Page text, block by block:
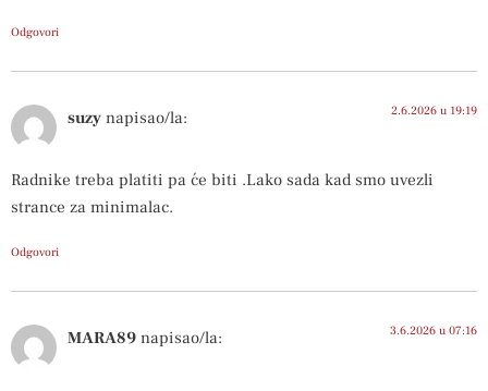
Odgovori
suzy napisao/la: 2.6.2026 u 19:19
Radnike treba platiti pa će biti .Lako sada kad smo uvezli
strance za minimalac.
Odgovori
MARA89 napisao/la: 3.6.2026 u 07:16